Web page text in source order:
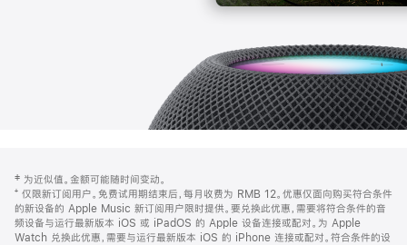
页
页
脚
注
‡ 为近似值。金额可能随时间变动。
⁺ 仅限新订阅用户。免费试用期结束后，每月收费为 RMB 12。优惠仅面向购买符合条件
的新设备的 Apple Music 新订阅用户限时提供。要兑换此优惠，需要将符合条件的音
频设备与运行最新版本 iOS 或 iPadOS 的 Apple 设备连接或配对。为 Apple
Watch 兑换此优惠，需要与运行最新版本 iOS 的 iPhone 连接或配对。符合条件的设